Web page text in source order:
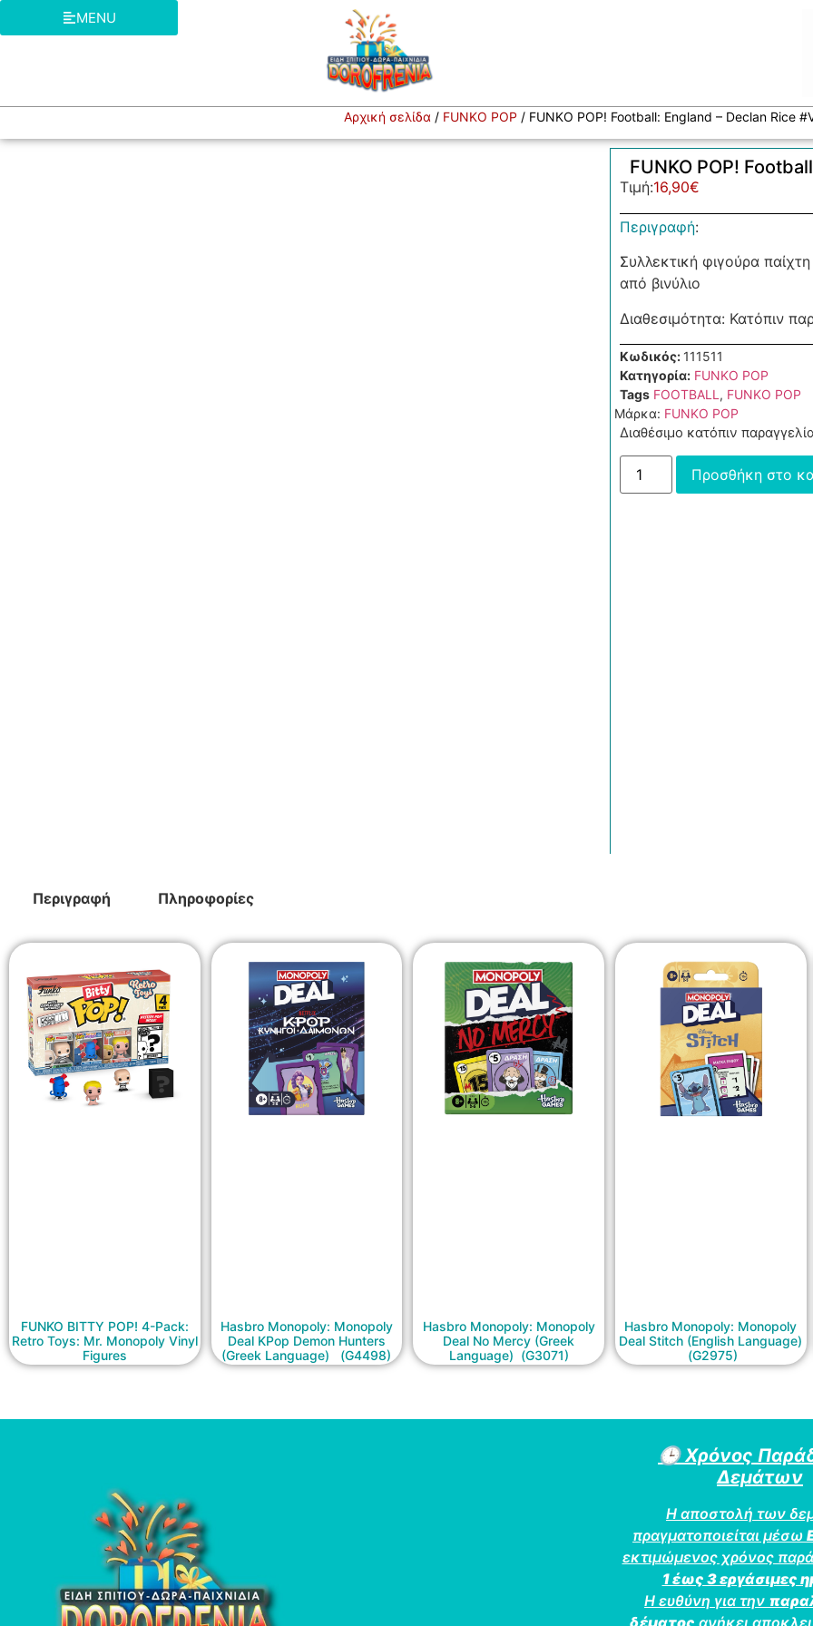
MENU
Αρχική σελίδα/ FUNKO POP / FUNKO POP! Football: England – Declan Rice
FUNKO POP!
Τιμή:16,90€
Περιγραφή:
Συλλεκτική φιγούρα
από βινύλιο
Διαθεσιμότητα: Κατόπιν
Κωδικός: 111511
Κατηγορία: FUNKO POP
Tags FOOTBALL , FUNKO POP
Μάρκα: FUNKO POP
Διαθέσιμο κατόπιν
Προσθήκη στο
Περιγραφή Πληροφορίες
FUNKO BITTY POP! 4-Pack:
Retro Toys: Mr. Monopoly Vinyl
Figures
Hasbro Monopoly: Monopoly
Deal KPop Demon Hunters
(Greek Language) (G4498)
Hasbro Monopoly: Monopoly
Deal No Mercy (Greek
Language) (G3071)
Hasbro Monopoly: Monopoly
Deal Stitch (English Language)
(G2975)
🕒Χρόνος
Δεμάτων
Η αποστολή των
πραγματοποιείται μέσω
εκτιμώμενος χρόνος
1 έως 3 εργάσιμες
Η ευθύνη για την
δέματος ανήκει